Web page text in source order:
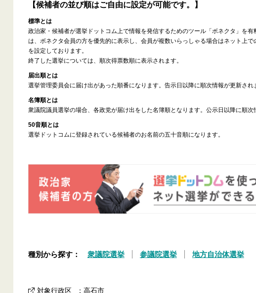
【候補者の並び順はご自由に設定が可能です。】
標準とは
政治家・候補者が選挙ドットコム上で情報を発信するためのツール「ボネクタ」を
は、ボネクタ会員の方を優先的に表示し、会員が複数いらっしゃる場合はネット上
を設定しております。
終了した選挙については、順次得票数順に表示されます。
届出順とは
選挙管理委員会に届け出があった順番になります。告示日以降に順次情報が更新され
名簿順とは
衆議院議員選挙の場合、各政党が届け出をした名簿順となります。公示日以降に順次
50音順とは
選挙ドットコムに登録されている候補者のお名前の五十音順になります。
種別から探す： 衆議院選挙 参議院選挙 地方自治体選挙
対象行政区 ： 高石市